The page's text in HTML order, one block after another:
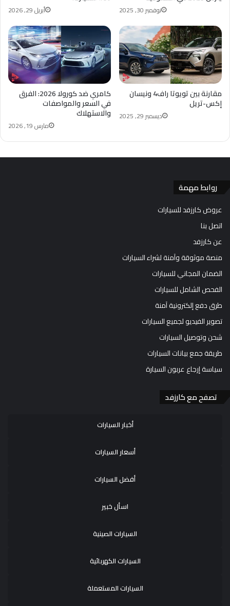
أبريل 29, 2026 نوفمبر 30, 2025
كامري ضد كورولا 2026: الفرق
في السعر والمواصفات
والاستهلاك
مارس 19, 2026
مقارنة بين تويوتا راف4 ونيسان
إكس-تريل
ديسمبر 29, 2025
روابط مهمة
عروض كارزفد للسيارات
اتصل بنا
عن كارزفد
منصة موثوقة وآمنة لشراء السيارات
الضمان المجاني للسيارات
الفحص الشامل للسيارات
طرق دفع إلكترونية آمنة
تصوير الفيديو لجميع السيارات
شحن وتوصيل السيارات
طريقة جمع بيانات السيارات
سياسة إرجاع عربون السيارة
تصفح مع كارزفد
أخبار السيارات
أسعار السيارات
أفضل السيارات
اسأل خبير
السيارات الصينية
السيارات الكهربائية
السيارات المستعملة